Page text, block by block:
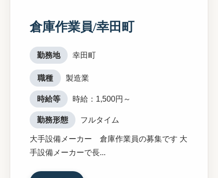
倉庫作業員/幸田町
勤務地 幸田町
職種 製造業
時給等 時給：1,500円～
勤務形態 フルタイム
大手設備メーカー 倉庫作業員の募集です 大
手設備メーカーで長...